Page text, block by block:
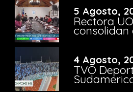
5 Agosto,
Rectora
consolidan
4 Agosto,
TVO